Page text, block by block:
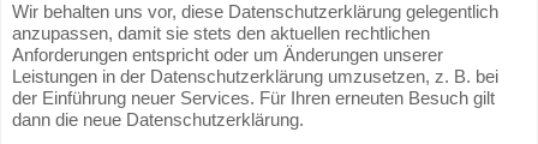
Wir behalten uns vor, diese Datenschutzerklärung gelegentlich
anzupassen, damit sie stets den aktuellen rechtlichen
Anforderungen entspricht oder um Änderungen unserer
Leistungen in der Datenschutzerklärung umzusetzen, z. B. bei
der Einführung neuer Services. Für Ihren erneuten Besuch gilt
dann die neue Datenschutzerklärung.